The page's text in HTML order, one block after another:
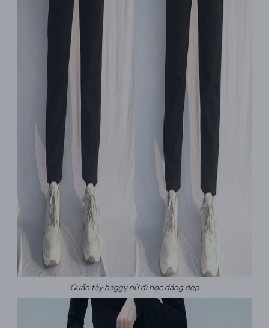
Quần tây baggy nữ đi học dáng đẹp